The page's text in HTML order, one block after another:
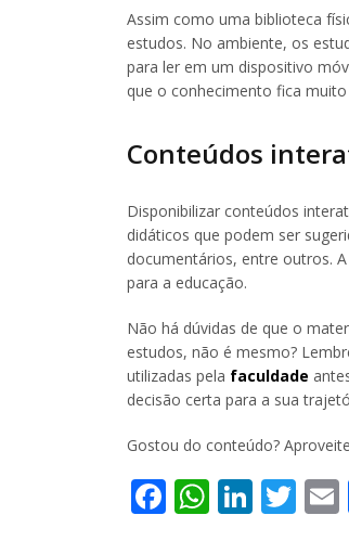
Assim como uma biblioteca
estudos. No ambiente, os
para ler em um dispositivo
que o conhecimento fica
Conteúdos
Disponibilizar conteúdos
didáticos que podem ser
documentários, entre outros.
para a educação.
Não há dúvidas de que o
estudos, não é mesmo?
utilizadas pela faculdade
decisão certa para a sua
Gostou do conteúdo?
Facebook